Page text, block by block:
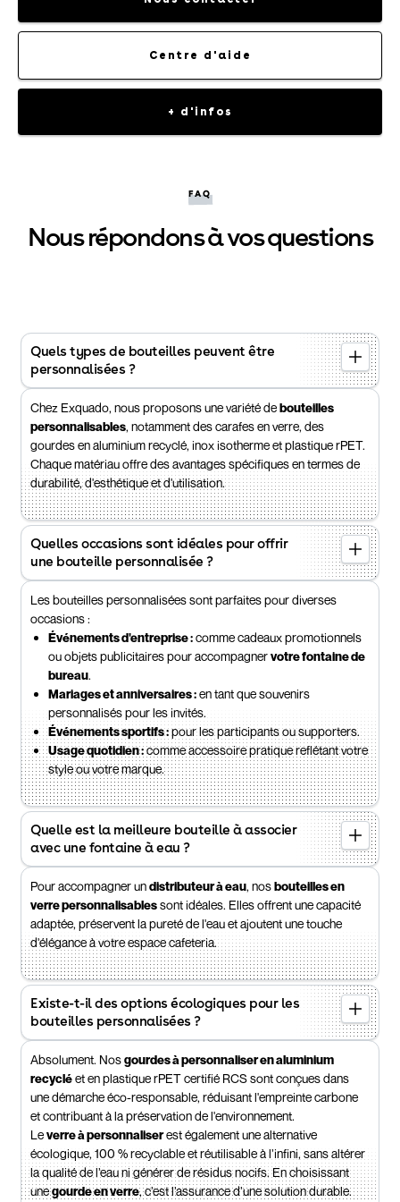
Centre d'aide
+ d'infos
FAQ
Nous répondons à vos questions
Quels types de bouteilles peuvent être
personnalisées ?
Chez Exquado, nous proposons une variété debouteilles
personnalisables, notamment des carafes en verre, des
gourdes en aluminium recyclé, inox isotherme et plastique rPET.
Chaque matériau offre des avantages spécifiques en termes de
durabilité, d'esthétique et d'utilisation.​
Quelles occasions sont idéales pour offrir
une bouteille personnalisée ?
Les bouteilles personnalisées sont parfaites pour diverses
occasions :​
Événements d'entreprise :comme cadeaux promotionnels
ou objets publicitaires pour accompagnervotre fontaine de
bureau.​
Mariages et anniversaires :en tant que souvenirs
personnalisés pour les invités.​
Événements sportifs :pour les participants ou supporters.​
Usage quotidien :comme accessoire pratique reflétant votre
style ou votre marque.​
Quelle est la meilleure bouteille à associer
avec une fontaine à eau ?
Pour accompagner undistributeur à eau, nosbouteilles en
verre personnalisablessont idéales. Elles offrent une capacité
adaptée, préservent la pureté de l'eau et ajoutent une touche
d'élégance à votre espace cafeteria.
Existe-t-il des options écologiques pour les
bouteilles personnalisées ?
Absolument. Nosgourdes à personnaliser en aluminium
recycléet en plastique rPET certifié RCS sont conçues dans
une démarche éco-responsable, réduisant l'empreinte carbone
et contribuant à la préservation de l'environnement.
Leverre à personnaliserest également une alternative
écologique, 100 % recyclable et réutilisable à l’infini, sans altérer
la qualité de l’eau ni générer de résidus nocifs. En choisissant
unegourde en verre, c’est l’assurance d’une solution durable.